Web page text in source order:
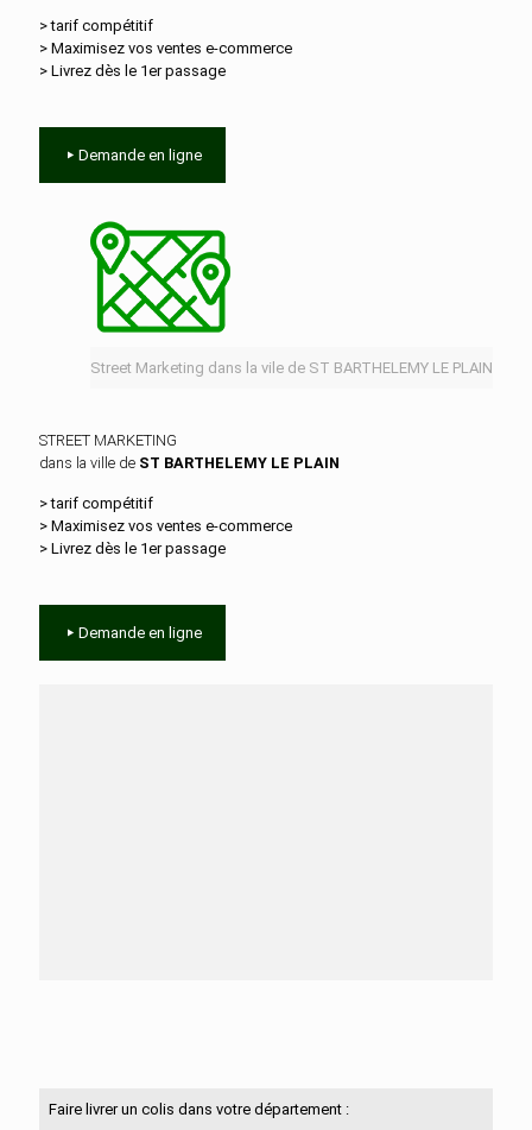
> tarif compétitif
> Maximisez vos ventes e‑commerce
> Livrez dès le 1er passage
Demande en ligne
Street Marketing dans la vile de ST BARTHELEMY LE PLAIN
STREET MARKETING
dans la ville de ST BARTHELEMY LE PLAIN
> tarif compétitif
> Maximisez vos ventes e‑commerce
> Livrez dès le 1er passage
Demande en ligne
Faire livrer un colis dans votre département :